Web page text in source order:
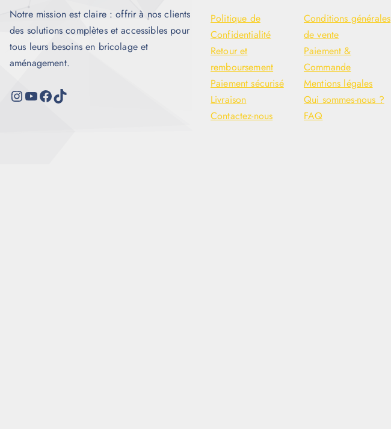
Notre mission est claire : offrir à nos clients
des solutions complètes et accessibles pour
tous leurs besoins en bricolage et
aménagement.
Politique de
Confidentialité
Conditions générales
de vente
Retour et
remboursement
Paiement &
Commande
Paiement sécurisé
Mentions légales
Livraison
Qui sommes-nous ?
Contactez-nous
FAQ